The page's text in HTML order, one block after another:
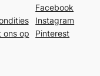
ons op
Facebook
Instagram
Pinterest